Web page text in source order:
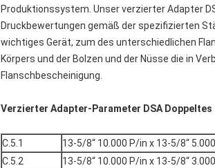
Produktionssystem. Unser verzierter Adapter
Druckbewertungen gemäß der spezifizierten
wichtiges Gerät, zum des unterschiedlichen
Körpers und der Bolzen und der Nüsse die in
Flanschbescheinigung.
Verzierter Adapter-Parameter DSA Doppeltes
C.5.1
13-5/8“ 10.000 P/in x 13-5/8“
C.5.2
13-5/8“ 10.000 P/in x 13-5/8“